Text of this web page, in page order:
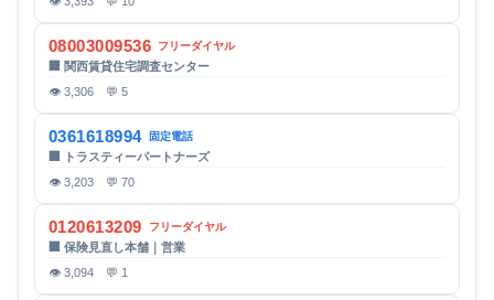
08003009536 フリーダイヤル
🏢 関西賃貸住宅調査センター
👁 3,306 💬 5
0361618994 固定電話
🏢 トラスティーパートナーズ
👁 3,203 💬 70
0120613209 フリーダイヤル
🏢 保険見直し本舗｜営業
👁 3,094 💬 1